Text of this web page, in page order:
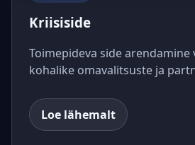
Kriisiside
Toimepideva side arendamine
kohalike omavalitsuste ja
Loe lähemalt